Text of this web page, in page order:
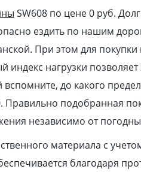
SW608 по цене 0 руб.
ездить по нашим
При этом для
нагрузки
до какого
Правильно подобранная
независимо от
материала с
благодаря